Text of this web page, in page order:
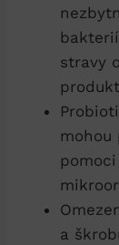
stravy
a